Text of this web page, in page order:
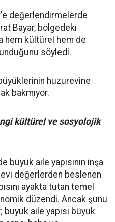
değerlendirmelerde
Bayar, bölgedeki
hem kültürel hem de
söyledi.
huzurevine
bakmıyor.
kültürel ve sosyolojik
büyük aile yapısının inşa
değerlerden beslenen
ayakta tutan temel
düzendi. Ancak şunu
aile yapısı büyük